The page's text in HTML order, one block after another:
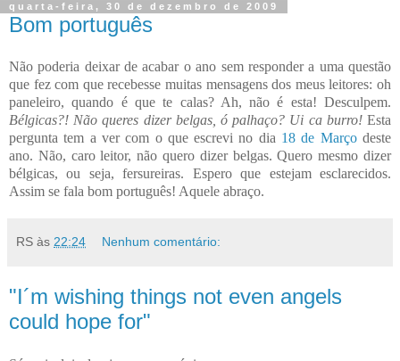
quarta-feira, 30 de dezembro de 2009
Bom português
Não poderia deixar de acabar o ano sem responder a uma questão
que fez com que recebesse muitas mensagens dos meus leitores: oh
paneleiro, quando é que te calas? Ah, não é esta! Desculpem.
Bélgicas?! Não queres dizer belgas, ó palhaço? Ui ca burro!Esta
pergunta tem a ver com o que escrevi no dia 18 de Marçodeste
ano. Não, caro leitor, não quero dizer belgas. Quero mesmo dizer
bélgicas, ou seja, fersureiras. Espero que estejam esclarecidos.
Assim se fala bom português! Aquele abraço.
RS às 22:24 Nenhum comentário:
"I´m wishing things not even angels
could hope for"